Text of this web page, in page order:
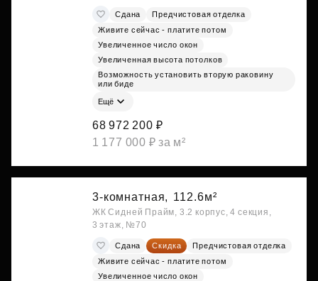
Сдана
Предчистовая отделка
Живите сейчас - платите потом
Увеличенное число окон
Увеличенная высота потолков
Возможность установить вторую раковину
или биде
Ещё
68 972 200 ₽
1 177 000 ₽ за м²
3-комнатная, 112.6м²
ЖК Сидней Прайм, 3.2 корпус, 4 секция,
3 этаж, №70
Сдана Скидка
Предчистовая отделка
Живите сейчас - платите потом
Увеличенное число окон